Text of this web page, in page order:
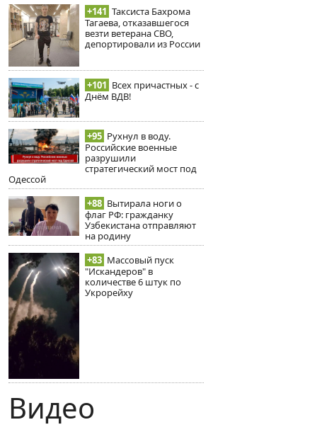
+141 Таксиста Бахрома
Тагаева, отказавшегося
везти ветерана СВО,
депортировали из России
+101 Всех причастных - с
Днём ВДВ!
+95 Рухнул в воду.
Российские военные
разрушили
стратегический мост под
Одессой
+88 Вытирала ноги о
флаг РФ: гражданку
Узбекистана отправляют
на родину
+83 Массовый пуск
"Искандеров" в
количестве 6 штук по
Укрорейху
Видео